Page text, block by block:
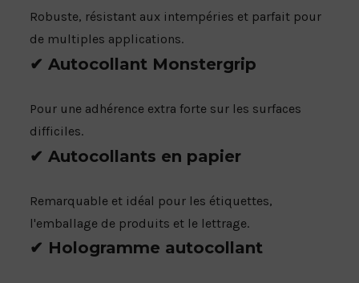
Robuste, résistant aux intempéries et parfait pour
de multiples applications.
✔ Autocollant Monstergrip
Pour une adhérence extra forte sur les surfaces
difficiles.
✔ Autocollants en papier
Remarquable et idéal pour les étiquettes,
l'emballage de produits et le lettrage.
✔ Hologramme autocollant